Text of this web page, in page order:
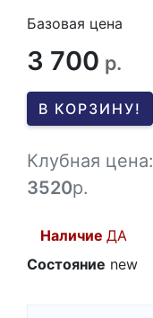
Базовая цена
3 700 р.
В КОРЗИНУ!
Клубная цена:
3520р.
Наличие ДА
Состояние new